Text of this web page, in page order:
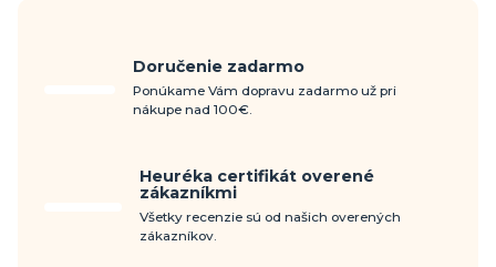
Doručenie zadarmo
Ponúkame Vám dopravu zadarmo už pri
nákupe nad 100€.
Heuréka certifikát overené
zákazníkmi
Všetky recenzie sú od našich overených
zákazníkov.